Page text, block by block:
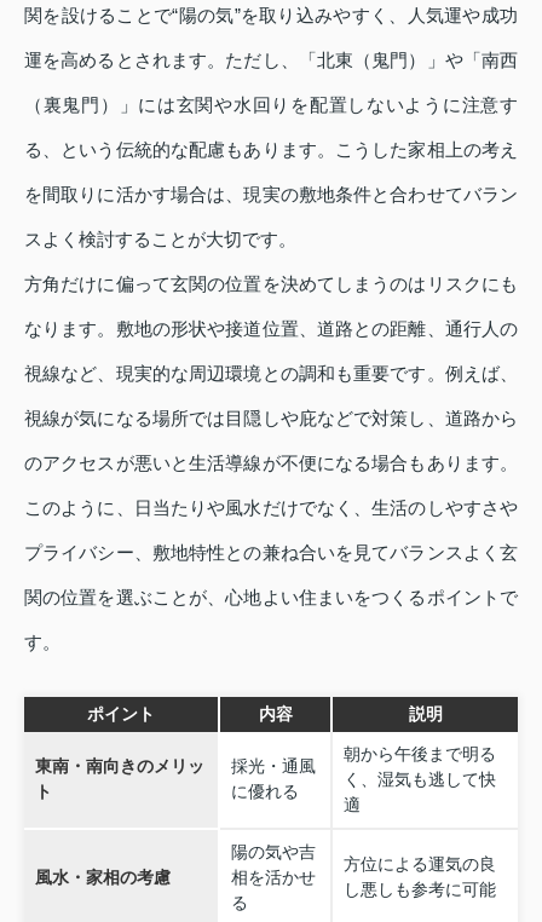
関を設けることで“陽の気”を取り込みやすく、人気運や成功
運を高めるとされます。ただし、「北東（鬼門）」や「南西
（裏鬼門）」には玄関や水回りを配置しないように注意す
る、という伝統的な配慮もあります。こうした家相上の考え
を間取りに活かす場合は、現実の敷地条件と合わせてバラン
スよく検討することが大切です。
方角だけに偏って玄関の位置を決めてしまうのはリスクにも
なります。敷地の形状や接道位置、道路との距離、通行人の
視線など、現実的な周辺環境との調和も重要です。例えば、
視線が気になる場所では目隠しや庇などで対策し、道路から
のアクセスが悪いと生活導線が不便になる場合もあります。
このように、日当たりや風水だけでなく、生活のしやすさや
プライバシー、敷地特性との兼ね合いを見てバランスよく玄
関の位置を選ぶことが、心地よい住まいをつくるポイントで
す。
ポイント 内容 説明
東南・南向きのメリッ
ト
採光・通風
に優れる
朝から午後まで明る
く、湿気も逃して快
適
風水・家相の考慮
陽の気や吉
相を活かせ
る
方位による運気の良
し悪しも参考に可能